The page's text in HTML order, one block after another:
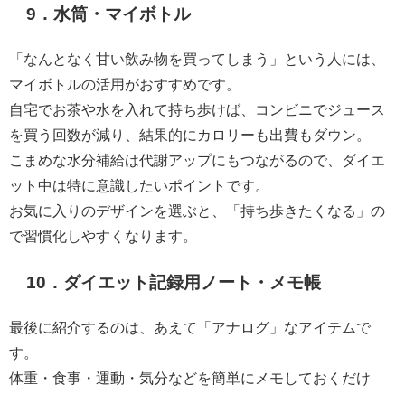
9．水筒・マイボトル
「なんとなく甘い飲み物を買ってしまう」という人には、
マイボトルの活用がおすすめです。
自宅でお茶や水を入れて持ち歩けば、コンビニでジュース
を買う回数が減り、結果的にカロリーも出費もダウン。
こまめな水分補給は代謝アップにもつながるので、ダイエ
ット中は特に意識したいポイントです。
お気に入りのデザインを選ぶと、「持ち歩きたくなる」の
で習慣化しやすくなります。
10．ダイエット記録用ノート・メモ帳
最後に紹介するのは、あえて「アナログ」なアイテムで
す。
体重・食事・運動・気分などを簡単にメモしておくだけ